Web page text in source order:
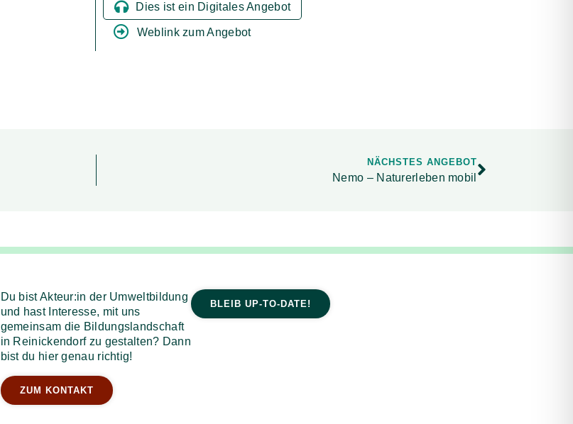
Dies ist ein Digitales Angebot
Weblink zum Angebot
NÄCHSTES ANGEBOT
Nemo – Naturerleben mobil
Du bist Akteur:in der Umweltbildung
und hast Interesse, mit uns
gemeinsam die Bildungslandschaft
in Reinickendorf zu gestalten? Dann
bist du hier genau richtig!
ZUM KONTAKT
BLEIB UP-TO-DATE!